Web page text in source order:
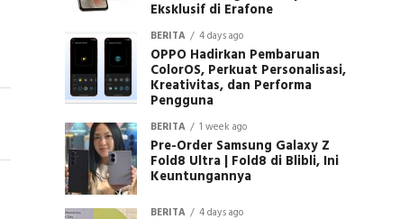
Eksklusif di Erafone
BERITA 4 days ago
OPPO Hadirkan Pembaruan
ColorOS, Perkuat Personalisasi,
Kreativitas, dan Performa
Pengguna
BERITA 1 week ago
Pre-Order Samsung Galaxy Z
Fold8 Ultra | Fold8 di Blibli, Ini
Keuntungannya
BERITA 4 days ago